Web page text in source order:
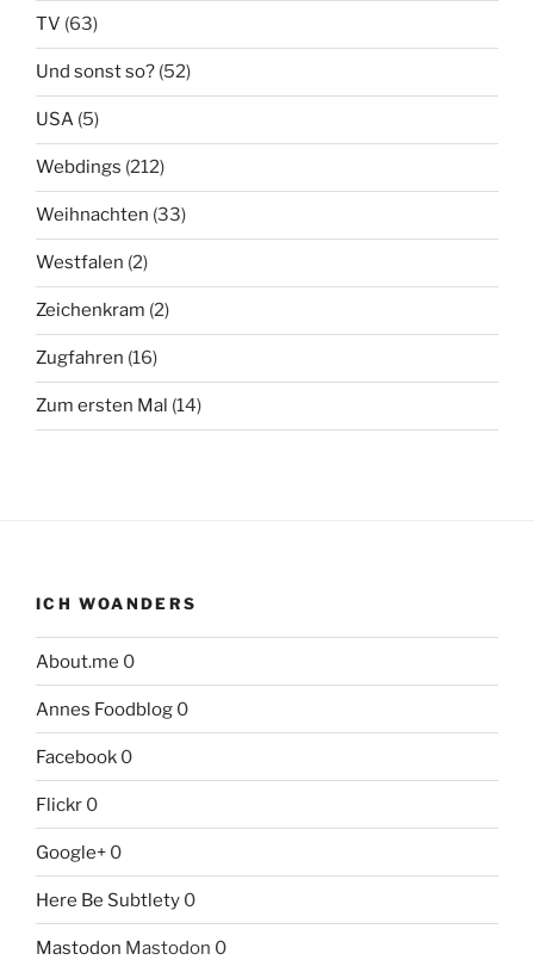
TV (63)
Und sonst so? (52)
USA (5)
Webdings (212)
Weihnachten (33)
Westfalen (2)
Zeichenkram (2)
Zugfahren (16)
Zum ersten Mal (14)
ICH WOANDERS
About.me 0
Annes Foodblog 0
Facebook 0
Flickr 0
Google+ 0
Here Be Subtlety 0
Mastodon Mastodon 0